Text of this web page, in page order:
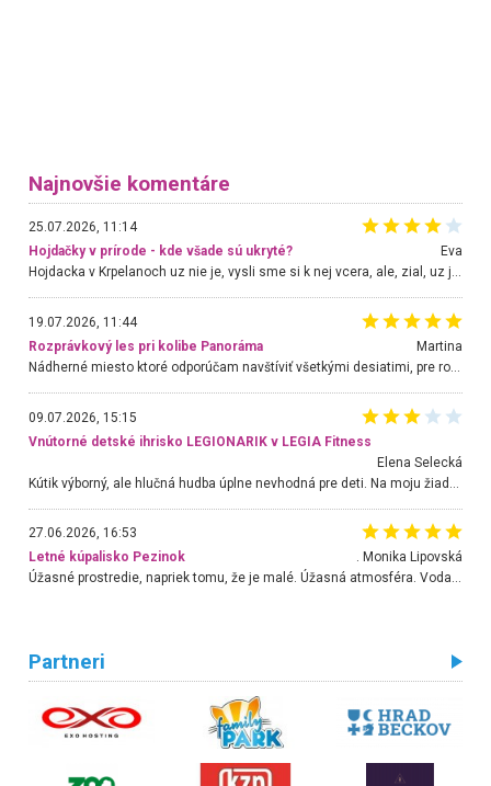
Najnovšie komentáre
25.07.2026, 11:14
Hojdačky v prírode - kde všade sú ukryté?
Eva
Hojdacka v Krpelanoch uz nie je, vysli sme si k nej vcera, ale, zial, uz je znicena. Ak sem planujete cestu len kvoli hojdacke, mozete si ju usetrit. Krasny vyhlad je tu vsak aj bez hojdacky :-)
19.07.2026, 11:44
Rozprávkový les pri kolibe Panoráma
Martina
Nádherné miesto ktoré odporúčam navštíviť všetkými desiatimi, pre rodiny s deťmi, dôchodcom... Proste a jednoducho ozaj rozprávkový les.. určite ešte prídeme. Odniesli sme si na pamiatku krásne tričká,
09.07.2026, 15:15
Vnútorné detské ihrisko LEGIONARIK v LEGIA Fitness
Elena Selecká
27.06.2026, 16:53
Letné kúpalisko Pezinok
. Monika Lipovská
Úžasné prostredie, napriek tomu, že je malé. Úžasná atmosféra. Voda fantastická a nádherná. Ľudí je pomerne veľa, ale su mili a ohľaduplní. Je veľmi zaujímavé sledovať, ako dokážu spolu športovať cudzí ľudia a bez ohľadu na vek. Vládne tu pohoda. Vnuka neviem dostať z vody. Ďakujem za krásny deň . Urcite sa sem vrátim. Jediný problém je s parkovaním, ale aj ten sa mi podarilo vyriešiť. Monika Bratislava
Partneri